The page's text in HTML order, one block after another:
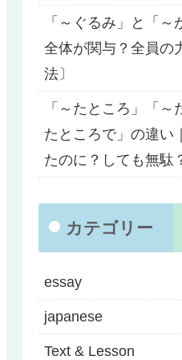
「～ぐるみ」と「～
全体が関与？全員の
法〕
「～たところ」「～
たところで」の違い
たのに？しても無駄
カテゴリー
essay
japanese
Text & Lesson